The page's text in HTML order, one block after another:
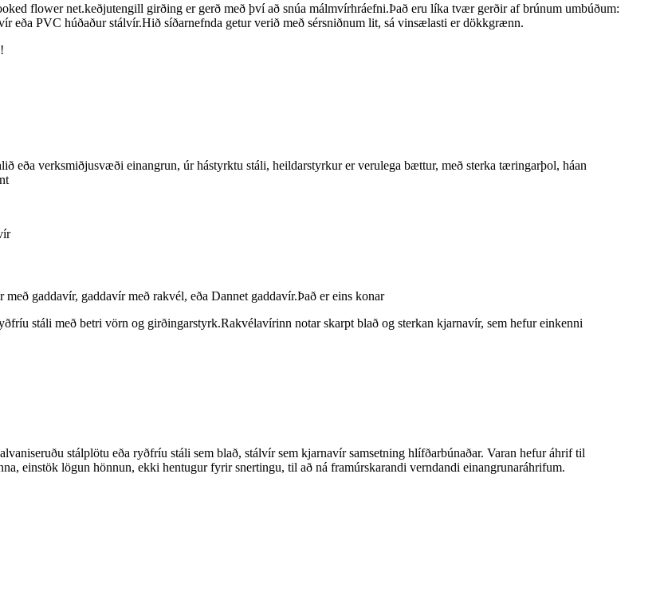
flower net.keðjutengill girðing er gerð með því að snúa málmvírhráefni.Það eru líka tvær gerðir af brúnum umbúðum:
eða PVC húðaður stálvír.Hið síðarnefnda getur verið með sérsniðnum lit, sá vinsælasti er dökkgrænn.
eða verksmiðjusvæði einangrun, úr hástyrktu stáli, heildarstyrkur er verulega bættur, með sterka tæringarþol, háan
gaddavír, gaddavír með rakvél, eða Dannet gaddavír.Það er eins konar
stáli með betri vörn og girðingarstyrk.Rakvélavírinn notar skarpt blað og sterkan kjarnavír, sem hefur einkenni
stálplötu eða ryðfríu stáli sem blað, stálvír sem kjarnavír samsetning hlífðarbúnaðar. Varan hefur áhrif til
einstök lögun hönnun, ekki hentugur fyrir snertingu, til að ná framúrskarandi verndandi einangrunaráhrifum.